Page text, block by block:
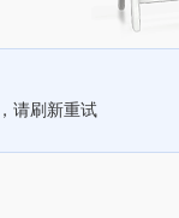
请刷新重试